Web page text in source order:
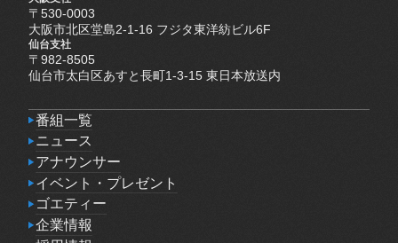
〒530-0003
大阪市北区堂島2-1-16 フジタ東洋紡ビル6F
仙台支社
〒982-8505
仙台市太白区あすと長町1-3-15 東日本放送内
番組一覧
番組一覧
ニュース
ニュース
アナウンサー
アナウンサー
イベント・プレゼント
イベント・プレゼント
ゴエティー
ゴエティー
企業情報